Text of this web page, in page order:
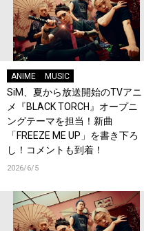
ANIME MUSIC
SiM、夏から放送開始のTVアニ
メ『BLACK TORCH』オープニ
ングテーマを担当！新曲
「FREEZE ME UP」を書き下ろ
し！コメントも到着！
2026/6/5